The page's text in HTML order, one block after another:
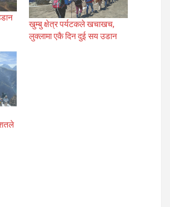
खुम्बु क्षेत्र पर्यटकले खचाखच,
लुक्लामा एकै दिन दुई सय उडान